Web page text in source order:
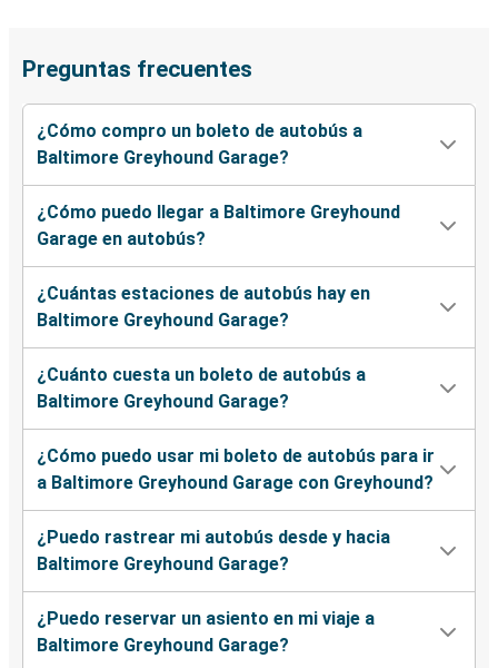
Preguntas frecuentes
¿Cómo compro un boleto de autobús a
Baltimore Greyhound Garage?
¿Cómo puedo llegar a Baltimore Greyhound
Garage en autobús?
¿Cuántas estaciones de autobús hay en
Baltimore Greyhound Garage?
¿Cuánto cuesta un boleto de autobús a
Baltimore Greyhound Garage?
¿Cómo puedo usar mi boleto de autobús para ir
a Baltimore Greyhound Garage con Greyhound?
¿Puedo rastrear mi autobús desde y hacia
Baltimore Greyhound Garage?
¿Puedo reservar un asiento en mi viaje a
Baltimore Greyhound Garage?